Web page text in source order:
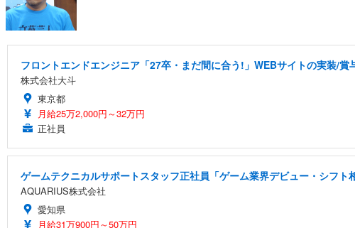
フロントエンドエンジニア「27卒・まだ間に合う!」WEBサイトの実装/
株式会社大斗
東京都
月給25万2,000円～32万円
正社員
ゲームテクニカルサポートスタッフ正社員「ゲーム業界デビュー・シフ
AQUARIUS株式会社
愛知県
月給31万900円～50万円